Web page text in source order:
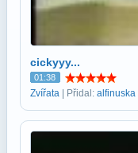
cickyyy...
01:38
Zvířata | Přidal: alfinuska